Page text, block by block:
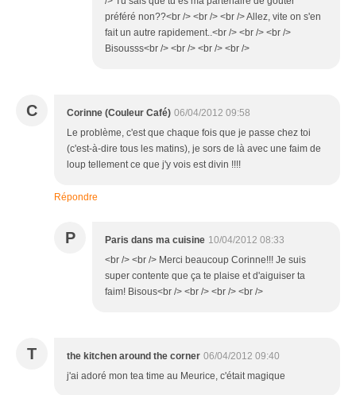
préféré non??<br /> <br /> <br /> Allez, vite on s'en
fait un autre rapidement..<br /> <br /> <br />
Bisousss<br /> <br /> <br /> <br />
C Corinne (Couleur Café) 06/04/2012 09:58
Le problème, c'est que chaque fois que je passe chez toi
(c'est-à-dire tous les matins), je sors de là avec une faim de
loup tellement ce que j'y vois est divin !!!!
Répondre
P Paris dans ma cuisine 10/04/2012 08:33
<br /> <br /> Merci beaucoup Corinne!!! Je suis
super contente que ça te plaise et d'aiguiser ta
faim! Bisous<br /> <br /> <br /> <br />
T the kitchen around the corner 06/04/2012 09:40
j'ai adoré mon tea time au Meurice, c'était magique